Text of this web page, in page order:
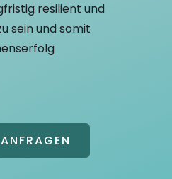
resilient und
sein und somit